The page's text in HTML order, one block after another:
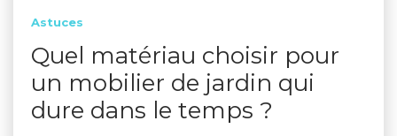
Astuces
Quel matériau choisir pour
un mobilier de jardin qui
dure dans le temps ?